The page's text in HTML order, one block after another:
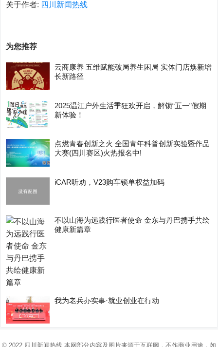
关于作者: 四川新闻热线
为您推荐
云商康养 五维赋能破局养生困局 实体门店焕新增
长新路径
2025温江户外生活季狂欢开启，解锁“五一”假期
新体验！
点燃青春创新之火 全国青年科普创新实验暨作品
大赛(四川赛区)火热报名中!
iCAR听劝，V23购车锁单权益加码
不以山海为远践行医者使命 金东与丹巴携手共绘
健康新篇章
我为老兵办实事·就业创业在行动
© 2022 四川新闻热线本网部分内容及图片来源于互联网，不作商业用途，如